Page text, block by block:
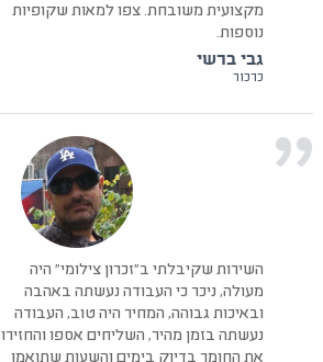
מקצועית משובחת. צפו למאות שקופיות
נוספות.
גבי ברשי
כרכור
השירות שקיבלתי ב"זכרון צילומי" היה
מעולה, ניכר כי העבודה נעשתה באהבה
ובאיכות גבוהה, המחיר היה טוב, העבודה
נעשתה בזמן מהיר, השליחים אספו והחזירו
את החומר בדיוק בימים והשעות שתואמו